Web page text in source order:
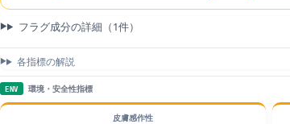
フラグ成分の詳細（1件）
各指標の解説
ENV 環境・安全性指標
皮膚感作性